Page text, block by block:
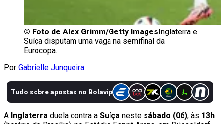
© Foto de Alex Grimm/Getty Images Inglaterra e
Suíça disputam uma vaga na semifinal da
Eurocopa.
Por Gabrielle Junqueira
A Inglaterra duela contra a Suíça neste sábado (06), às 13h